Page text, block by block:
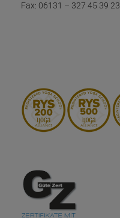
Fax: 06131 – 327 45 39 23